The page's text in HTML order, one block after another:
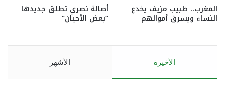
المغرب.. طبيب مزيف يخدع
النساء ويسرق أموالهم
أصالة نصري تطلق جديدها
“بعض الأحيان”
الأخيرة الأشهر